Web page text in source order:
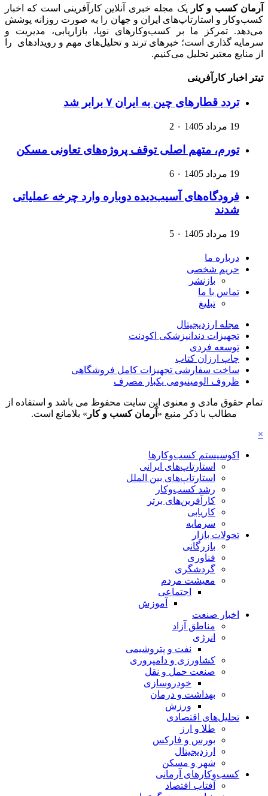
آرمان کسب و کار
یک مجله خبری آنلاین کارآفرینی است که اخبار
کسب‌وکار و استارتاپ‌های ایران و جهان را به صورت روزانه پوشش
می‌دهد. تمرکز ما بر کسب‌وکارهای نوپا، بازاریابی، مدیریت و
سرمایه گذاری است؛ خبرهای ترند و تحلیل‌های مهم و رویدادهای را
از منابع معتبر تحلیل می‌کنیم.
تیتر اخبار کارآفرینی
تردد قطارهای چین به ایران ۷ برابر شد
19 مرداد 1405 ۰ 2
تورم، متهم اصلی توقف پروژه‌های تعاونی مسکن
19 مرداد 1405 ۰ 6
فرودگاه‌های آسیب‌دیده دوباره وارد چرخه عملیاتی
شدند
19 مرداد 1405 ۰ 5
درباره ما
حریم شخصی
بازنشر
تماس با ما
تبلیغ
مجله ارزدیجیتال
تجهیزات دندانپزشکی اکودنت
توسعه فردی
چاپ ارزان کتاب
ساخت سفارشی تجهیزات کامل فروشگاهی
ظروف الومینیومی یکبار مصرف
تمام حقوق مادی و معنوی این سایت محفوظ می باشد و استفاده از
مطالب با ذکر منبع « آرمان کسب و کار » بلامانع است.
×
اکوسیستم کسب‌وکارها
استارتاپ‌های ایرانی
استارتاپ‌های بین الملل
رشد کسب‌وکار
کارآفرین‌های برتر
کاریابی
سرمایه
تحولات بازار
بازرگانی
فناوری
گردشگری
معیشت مردم
اجتماعی
آموزش
اخبار صنعت
مناطق آزاد
انرژی
نفت و پتروشیمی
کشاورزی و دامپروری
صنعت حمل و نقل
خودروسازی
بهداشت و درمان
ورزش
تحلیل‌های اقتصادی
طلا و ارز
بورس و فارکس
ارزدیجیتال
شهر و مسکن
کسب‌وکارهای آرمانی
آفتاب اقتصاد